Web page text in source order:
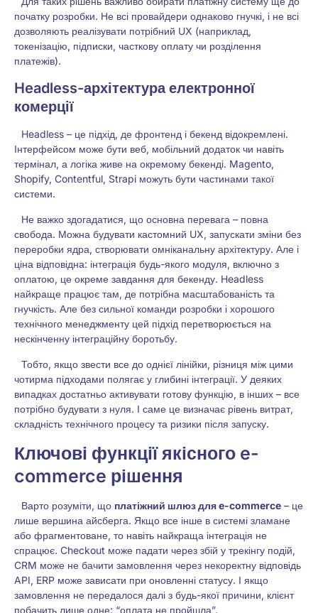
початку розробки. Не всі провайдери однаково гнучкі, і не всі
дозволяють реалізувати потрібний UX (наприклад,
токенізацію, підписки, часткову оплату чи розділення
платежів).
Headless-архітектура електронної
комерції
Headless – це підхід, де фронтенд і бекенд відокремлені.
Інтерфейсом може бути веб, мобільний додаток чи навіть
термінал, а логіка живе на окремому бекенді. Magento,
Shopify, Contentful, Strapi можуть бути частинами такої
системи.
Не важко здогадатися, що основна перевага – повна
свобода. Можна будувати кастомний UX, запускати зміни без
переробки ядра, створювати омніканальну архітектуру. Але і
ціна відповідна: інтеграція будь-якого модуля, включно з
оплатою, це окреме завдання для бекенду. Headless
найкраще працює там, де потрібна масштабованість та
гнучкість. Але без сильної команди розробки і хорошого
технічного менеджменту цей підхід перетворюється на
нескінченну інтеграційну боротьбу.
Тобто, якщо звести все до однієї лінійки, різниця між цими
чотирма підходами полягає у глибині інтеграції. У деяких
випадках достатньо активувати готову функцію, в інших – все
потрібно будувати з нуля. І саме це визначає рівень витрат,
складність технічного процесу та ризики після запуску.
Ключові функції якісного e-
commerce рішення
Варто розуміти, що платіжний шлюз для e-commerce – це
лише вершина айсберга. Якщо все інше в системі зламане
або фрагментоване, то навіть найкраща інтеграція не
спрацює. Checkout може падати через збій у трекінгу подій,
CRM може не бачити замовлення через некоректну відповідь
API, ERP може зависати при оновленні статусу. І якщо
замовлення не передалося далі з будь-якої причини, клієнт
побачить лише одне: “оплата не пройшла”.